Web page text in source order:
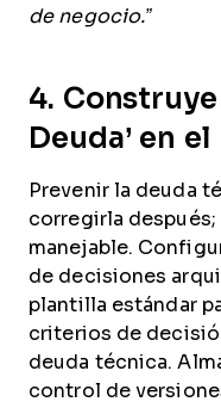
de negocio.”
4.
Deuda’ en
Prevenir la deuda
corregirla
manejable.
de decisiones
plantilla estándar
criterios de
deuda técnica.
control de